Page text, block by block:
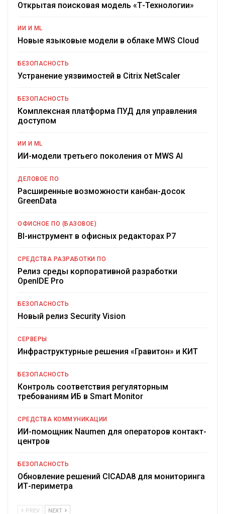
Открытая поисковая модель «Т-Технологии»
ИИ И ML
Новые языковые модели в облаке MWS Cloud
БЕЗОПАСНОСТЬ
Устранение уязвимостей в Citrix NetScaler
БЕЗОПАСНОСТЬ
Комплексная платформа ПУД для управления
доступом
ИИ И ML
ИИ-модели третьего поколения от MWS AI
ДЕЛОВОЕ ПО
Расширенные возможности канбан-досок
GreenData
ОФИСНОЕ ПО (БАЗОВОЕ)
BI-инструмент в офисных редакторах Р7
СРЕДСТВА РАЗРАБОТКИ ПО
Релиз среды корпоративной разработки
OpenIDE Pro
БЕЗОПАСНОСТЬ
Новый релиз Security Vision
СЕРВЕРЫ
Инфраструктурные решения «Гравитон» и КИТ
БЕЗОПАСНОСТЬ
Контроль соответствия регуляторным
требованиям ИБ в Smart Monitor
СРЕДСТВА КОММУНИКАЦИИ
ИИ-помощник Naumen для операторов контакт-
центров
БЕЗОПАСНОСТЬ
Обновление решений CICADA8 для мониторинга
ИТ-периметра
PREV NEXT